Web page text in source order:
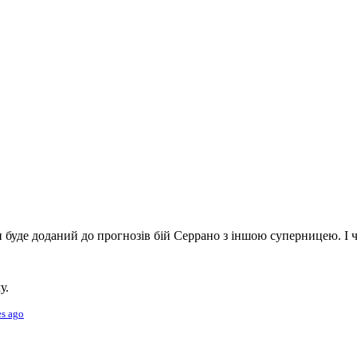
буде доданий до прогнозів бій Серрано з іншою суперницею. І
ago